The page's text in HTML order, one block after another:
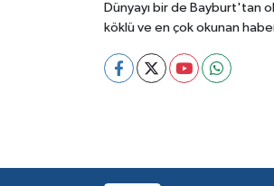
Dünyayı bir de Bayburt'tan
köklü ve en çok okunan